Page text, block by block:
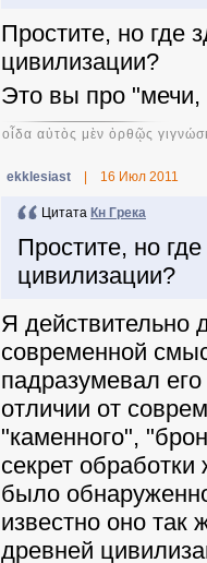
Простите, но где
цивилизации?
Это вы про
οἶδα αὐτὸς μὲν ὀρθῷς
ekklesiast 16 Июл 2011
Цитата Кн Грека
Простите, но
цивилизации?
Я действительно
современной
падразумевал
отличии от
"каменного",
секрет
было
известно оно
древней